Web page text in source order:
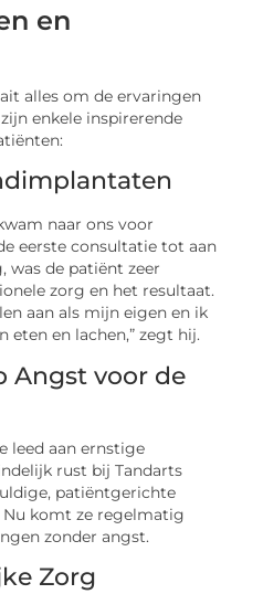
en
alles om de ervaringen
enkele inspirerende
naar ons voor
eerste consultatie tot aan
was de patiënt zeer
zorg en het resultaat.
aan als mijn eigen en ik
eten en lachen,” zegt hij.
Angst voor de
leed aan ernstige
rust bij Tandarts
patiëntgerichte
Nu komt ze regelmatig
zonder angst.
Zorg